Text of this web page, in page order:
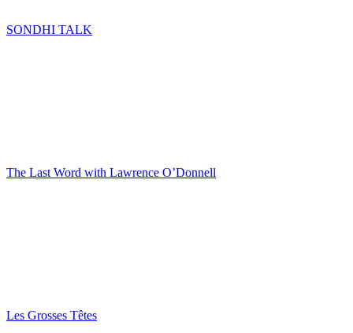
SONDHI TALK
The Last Word with Lawrence O’Donnell
Les Grosses Têtes